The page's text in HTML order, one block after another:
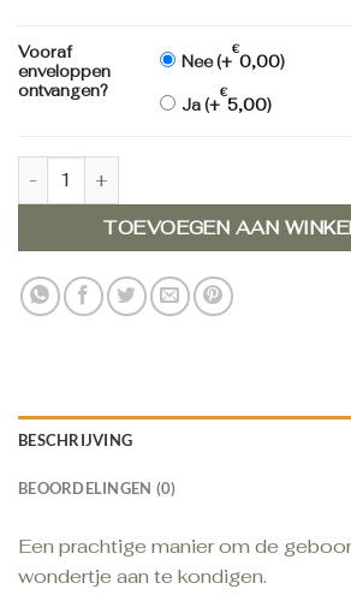
Vooraf
enveloppen
ontvangen?
Nee (+
€
0,00)
Ja (+
€
5,00)
Geboortekaartje 581.010 aantal
TOEVOEGEN AAN
BESCHRIJVING
BEOORDELINGEN (0)
Een prachtige manier om de
wondertje aan te kondigen.